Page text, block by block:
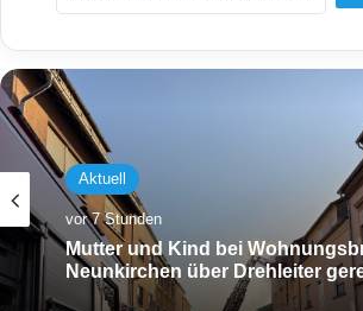
Aktuell
vor 7 Stunden
Mutter und Kind bei
Neunkirchen über Drehleiter